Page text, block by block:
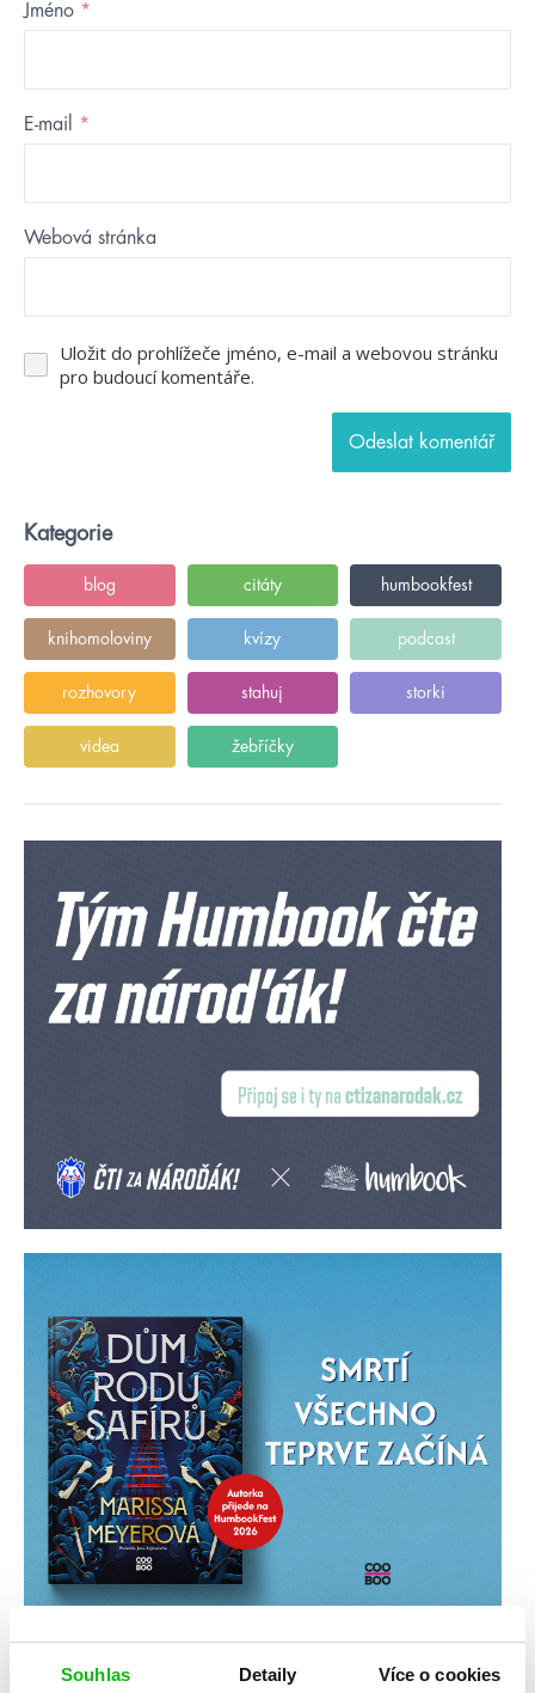
Souhlas Detaily Více o cookies
Jméno *
E-mail *
Webová stránka
Uložit do prohlížeče jméno, e-mail a webovou stránku
pro budoucí komentáře.
Kategorie
blog citáty humbookfest
knihomoloviny kvízy podcast
rozhovory stahuj storki
videa žebříčky